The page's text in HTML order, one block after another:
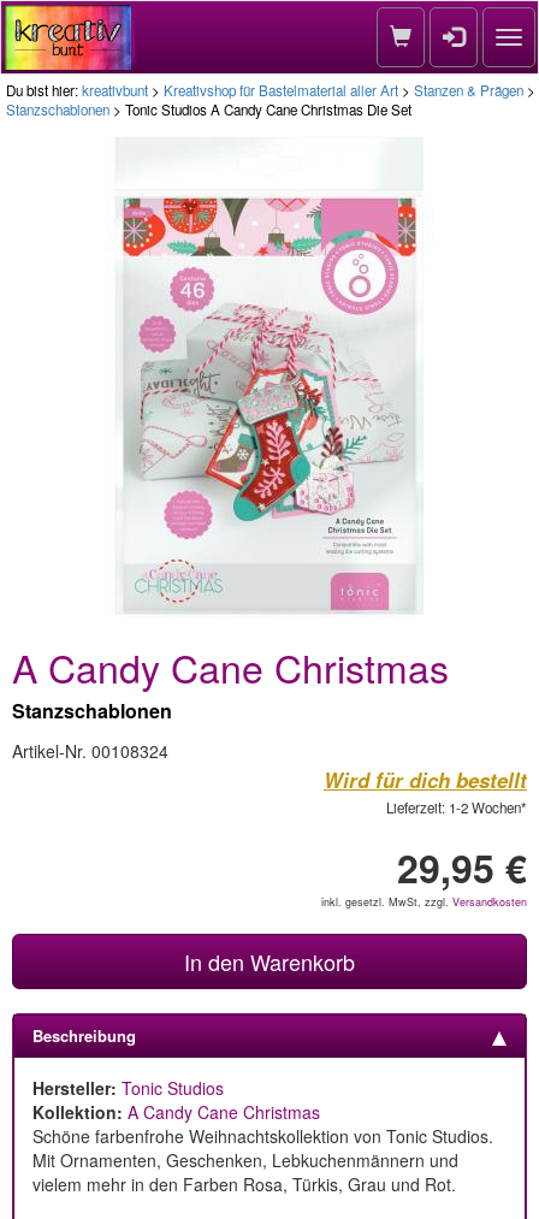
Du bist hier:kreativbunt > Kreativshop für Bastelmaterial aller Art > Stanzen & Prägen >
Stanzschablonen > Tonic Studios A Candy Cane Christmas Die Set
A Candy Cane Christmas
Stanzschablonen
Artikel-Nr. 00108324
Wird für dich bestellt
Lieferzeit: 1-2 Wochen*
29,95 €
inkl. gesetzl. MwSt, zzgl. Versandkosten
In den Warenkorb
Beschreibung
Hersteller: Tonic Studios
Kollektion: A Candy Cane Christmas
Schöne farbenfrohe Weihnachtskollektion von Tonic Studios.
Mit Ornamenten, Geschenken, Lebkuchenmännern und
vielem mehr in den Farben Rosa, Türkis, Grau und Rot.